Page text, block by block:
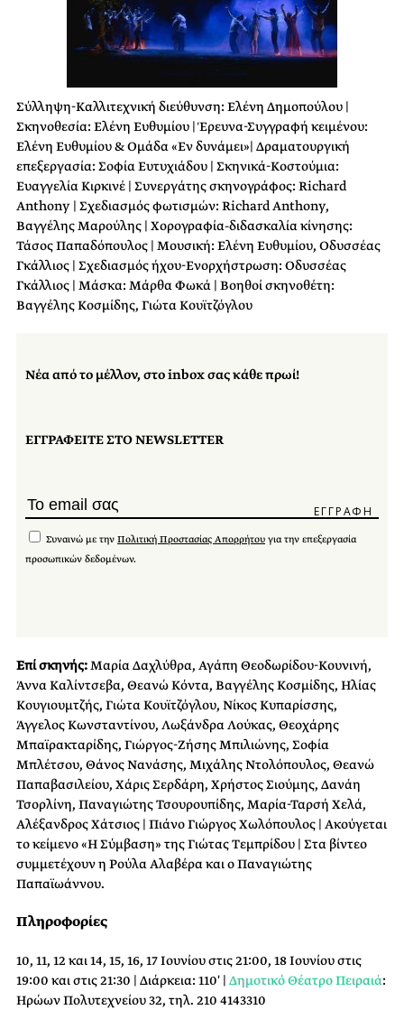
Σύλληψη-Καλλιτεχνική διεύθυνση: Ελένη Δημοπούλου |
Σκηνοθεσία: Ελένη Ευθυμίου | Έρευνα-Συγγραφή κειμένου:
Ελένη Ευθυμίου & Ομάδα «Εν δυνάμει»| Δραματουργική
επεξεργασία: Σοφία Ευτυχιάδου | Σκηνικά-Κοστούμια:
Ευαγγελία Κιρκινέ | Συνεργάτης σκηνογράφος: Richard
Anthony | Σχεδιασμός φωτισμών: Richard Anthony,
Βαγγέλης Μαρούλης | Χορογραφία-διδασκαλία κίνησης:
Τάσος Παπαδόπουλος | Μουσική: Ελένη Ευθυμίου, Οδυσσέας
Γκάλλιος | Σχεδιασμός ήχου-Ενορχήστρωση: Οδυσσέας
Γκάλλιος | Μάσκα: Μάρθα Φωκά | Βοηθοί σκηνοθέτη:
Βαγγέλης Κοσμίδης, Γιώτα Κουϊτζόγλου
Νέα από το μέλλον, στο inbox σας κάθε πρωί!
ΕΓΓΡΑΦΕΙΤΕ ΣΤΟ NEWSLETTER
Συναινώ με την Πολιτική Προστασίας Απορρήτου για την επεξεργασία
προσωπικών δεδομένων.
Επί σκηνής:Μαρία Δαχλύθρα, Αγάπη Θεοδωρίδου-Κουνινή,
Άννα Καλίντσεβα, Θεανώ Κόντα, Βαγγέλης Κοσμίδης, Ηλίας
Κουγιουμτζής, Γιώτα Κουϊτζόγλου, Νίκος Κυπαρίσσης,
Άγγελος Κωνσταντίνου, Λωξάνδρα Λούκας, Θεοχάρης
Μπαϊρακταρίδης, Γιώργος-Ζήσης Μπιλιώνης, Σοφία
Μπλέτσου, Θάνος Νανάσης, Μιχάλης Ντολόπουλος, Θεανώ
Παπαβασιλείου, Χάρις Σερδάρη, Χρήστος Σιούμης, Δανάη
Τσορλίνη, Παναγιώτης Τσουρουπίδης, Μαρία-Ταρσή Χελά,
Αλέξανδρος Χάτσιος | Πιάνο Γιώργος Χωλόπουλος | Ακούγεται
το κείμενο «Η Σύμβαση» της Γιώτας Τεμπρίδου | Στα βίντεο
συμμετέχουν η Ρούλα Αλαβέρα και ο Παναγιώτης
Παπαϊωάννου.
Πληροφορίες
10, 11, 12 και 14, 15, 16, 17Ιουνίου στις 21:00, 18 Ιουνίου στις
19:00 και στις 21:30 | Διάρκεια: 110′ | Δημοτικό Θέατρο Πειραιά:
Ηρώων Πολυτεχνείου 32, τηλ. 210 4143310